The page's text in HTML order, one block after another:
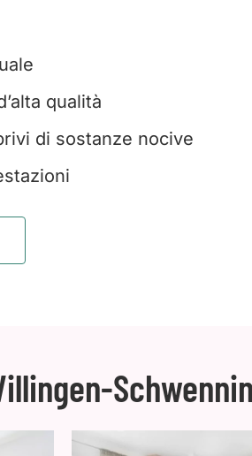
qualità
di sostanze nocive